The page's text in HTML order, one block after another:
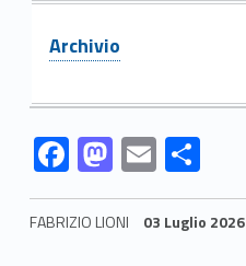
Link identifier #identifier__14707-141
Archivio
Link identifier #identifier__118498-142 F
ac
e
Link identifier #identifier__24233-143 M
as
to
Link identifier #identifier__34979-144 E
m
ai
Link identifier #identifier__191428-145 C
o
n
FABRIZIO LIONI 03 Luglio 2026